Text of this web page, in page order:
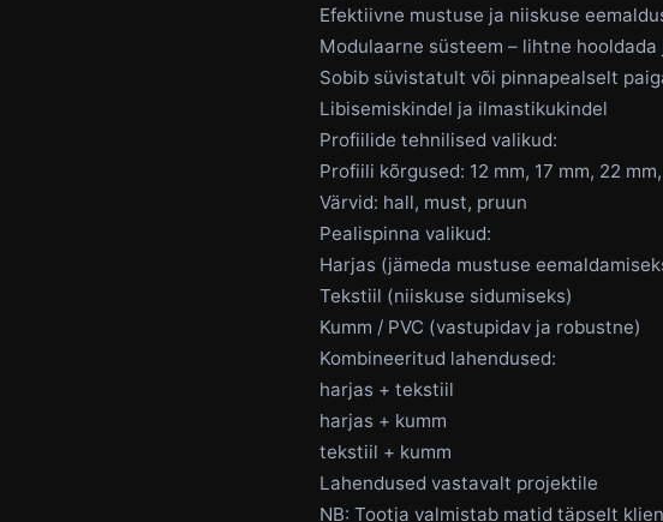
Efektiivne mustuse ja niiskuse
Modulaarne süsteem – lihtne hooldada
Sobib süvistatult või pinnapealselt
Libisemiskindel ja ilmastikukindel
Profiilide tehnilised valikud:
Profiili kõrgused: 12 mm, 17 mm, 22
Värvid: hall, must, pruun
Pealispinna valikud:
Harjas (jämeda mustuse
Tekstiil (niiskuse sidumiseks)
Kumm / PVC (vastupidav ja robustne)
Kombineeritud lahendused:
harjas + tekstiil
harjas + kumm
tekstiil + kumm
Lahendused vastavalt projektile
NB: Tootja valmistab matid täpselt